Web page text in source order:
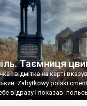
Таємниця
і відмітка на карті
Zabytkowy polski
відразу і показав:
до фабричних, польські